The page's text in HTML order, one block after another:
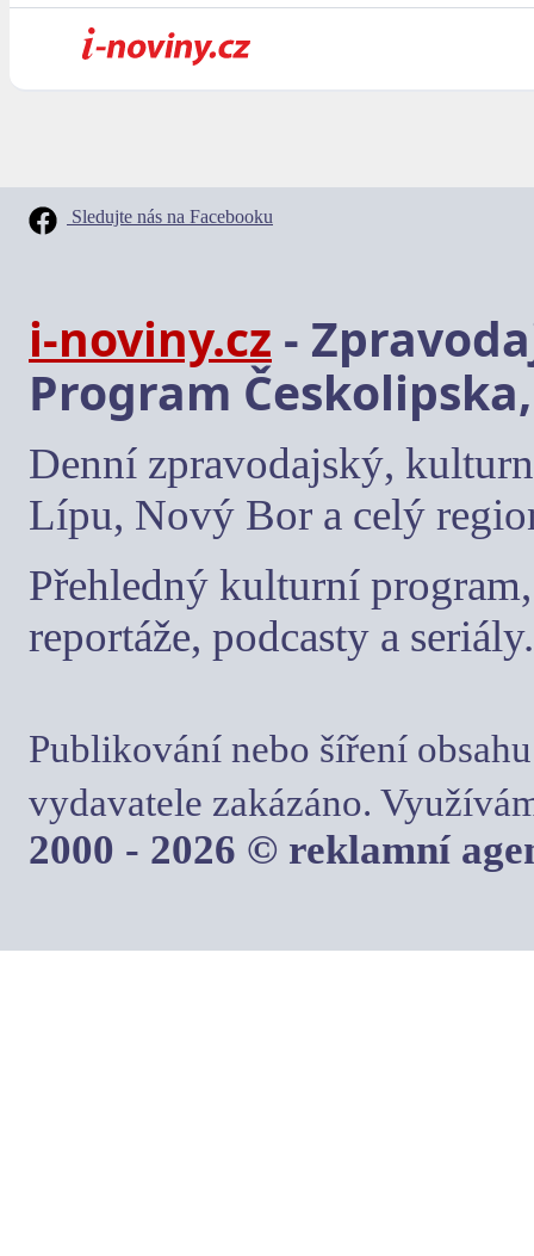
Sledujte nás na Facebooku
i-noviny.cz -
Program
Denní zpravodajský,
Lípu, Nový Bor a celý
Přehledný kulturní
reportáže, podcasty a seriály.
Publikování nebo šíření
vydavatele zakázáno.
2000 - 2026 © reklamní